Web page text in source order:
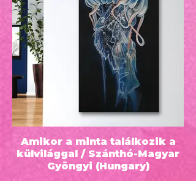
ugrik be, az álarc, a maszk.
A "Ködös Velencét" épp farsang
időszakban festettem, amikor
mindenki álarcba bújik, igy most
maga a várost bújtattam álarcban, a
köddel jelképezve ezt. SegÍtségemre
volt egy internetes fotó!
Amikor a minta találkozik a
külvilággal / Szánthó-Magyar
Gyöngyi (Hungary)